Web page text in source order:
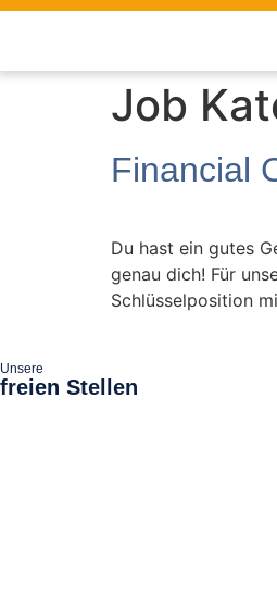
Job
Financial
Du hast ein gutes
genau dich! Für
Schlüsselposition
Unsere
freien Stellen